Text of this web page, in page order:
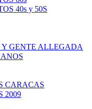
40s y 50S
GENTE ALLEGADA
CARACAS
2009